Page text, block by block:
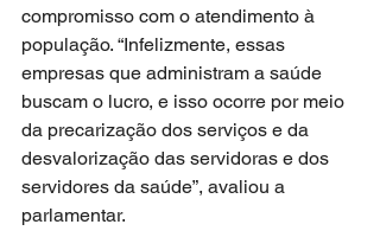
compromisso com o atendimento à
população. “Infelizmente, essas
empresas que administram a saúde
buscam o lucro, e isso ocorre por meio
da precarização dos serviços e da
desvalorização das servidoras e dos
servidores da saúde”, avaliou a
parlamentar.